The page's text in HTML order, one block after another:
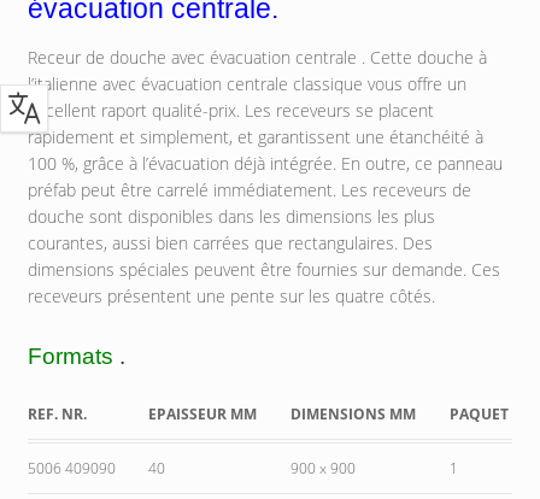
évacuation centrale.
Receur de douche avec évacuation centrale . Cette douche à
l’italienne avec évacuation centrale classique vous offre un
excellent raport qualité-prix. Les receveurs se placent
rapidement et simplement, et garantissent une étanchéité à
100 %, grâce à l’évacuation déjà intégrée. En outre, ce panneau
préfab peut être carrelé immédiatement. Les receveurs de
douche sont disponibles dans les dimensions les plus
courantes, aussi bien carrées que rectangulaires. Des
dimensions spéciales peuvent être fournies sur demande. Ces
receveurs présentent une pente sur les quatre côtés.
Formats .
REF. NR. EPAISSEUR MM DIMENSIONS MM PAQUET
5006 409090 40 900 x 900 1